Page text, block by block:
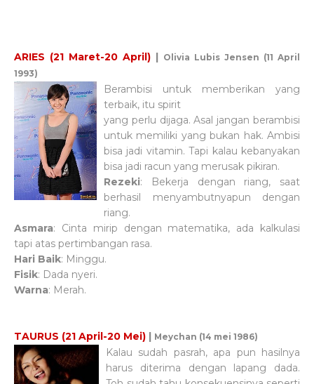
ARIES (21 Maret-20 April) | Olivia Lubis Jensen (11 April
1993)
Berambisi untuk memberikan yang
terbaik, itu spirit
yang perlu dijaga. Asal jangan berambisi
untuk memiliki yang bukan hak. Ambisi
bisa jadi vitamin. Tapi kalau kebanyakan
bisa jadi racun yang merusak pikiran.
Rezeki: Bekerja dengan riang, saat
berhasil menyambutnyapun dengan
riang.
Asmara: Cinta mirip dengan matematika, ada kalkulasi
tapi atas pertimbangan rasa.
Hari Baik: Minggu.
Fisik: Dada nyeri.
Warna: Merah.
TAURUS (21 April-20 Mei) | Meychan (14 mei 1986)
Kalau sudah pasrah, apa pun hasilnya
harus diterima dengan lapang dada.